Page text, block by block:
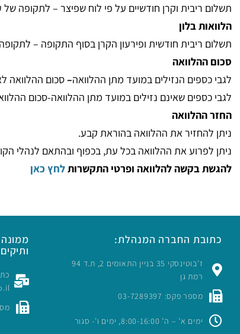
תשלום ריבית וקרן חודשיים על פי לוח שפיצר – לתקופה של עד 7
הלוואות בלון
תשלום ריבית חודשית ופירעון הקרן בסוף התקופה – לתקופה של
סכום ההלוואה
לגבי כספים הנזילים במועד מתן ההלוואה–סכום ההלוואה לא
לגבי כספים שאינם נזילים במועד מתן ההלוואה-סכום ההלוואה
החזר ההלוואה
ניתן להחזיר את ההלוואה בהוראת קבע.
ניתן לפרוע את ההלוואה בכל עת, בכפוף ובהתאם לנהלי
להגשת בקשה להלוואה ופרטי התקשרותלחץ כאן
כתובת החברה המנהלת:
ז’בוטינסקי 35 בניין התאומים 2, ת.ד 94
רמת גן
מספר פקס: 03-7289397
ימים א’ – ה’ 8:00-16:00, ימים ו’- סגור